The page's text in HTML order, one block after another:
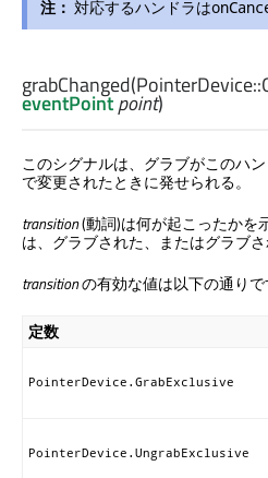
注： 対応するハンドラは
grabChanged(
eventPointpoint)
このシグナルは、グラブがこのハ
で変更されたときに発せられる。
transition(動詞)は何が起こったかを
は、グラブされた、またはグラブ
transitionの有効な値は以下の通りで
定数
PointerDevice.GrabExclusive
PointerDevice.UngrabExclusive